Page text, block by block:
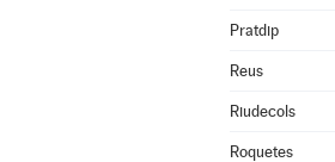
Pratdip
Reus
Riudecols
Roquetes